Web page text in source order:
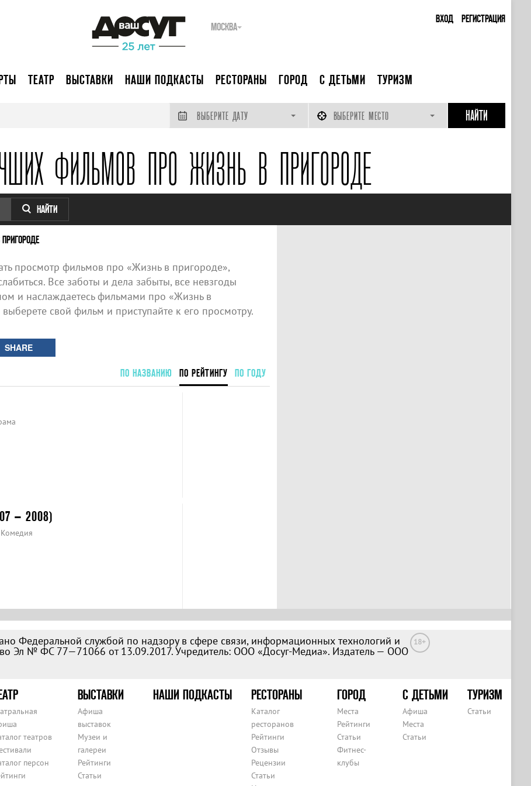
ВХОД РЕГИСТРАЦИЯ
МОСКВА
ТЕАТР ВЫСТАВКИ НАШИ ПОДКАСТЫ РЕСТОРАНЫ ГОРОД С ДЕТЬМИ ТУРИЗМ
ВЫБЕРИТЕ ДАТУ ВЫБЕРИТЕ МЕСТО
ФИЛЬМОВ ПРО ЖИЗНЬ В ПРИГОРОДЕ
НАЙТИ
просмотр фильмов про «Жизнь в пригороде»,
Все заботы и дела забыты, все невзгоды
и наслаждаетесь фильмами про «Жизнь в
свой фильм и приступайте к его просмотру.
SHARE
ПО НАЗВАНИЮ ПО РЕЙТИНГУ ПО ГОДУ
– 2008)
Федеральной службой по надзору в сфере связи, информационных технологий и
Эл № ФС 77—71066 от 13.09.2017. Учредитель: ООО «Досуг-Медиа». Издатель — ООО
18+
театров
персон
ВЫСТАВКИ
Афиша
выставок
Музеи и
галереи
Рейтинги
Статьи
НАШИ ПОДКАСТЫ РЕСТОРАНЫ
Каталог
ресторанов
Рейтинги
Отзывы
Рецензии
Статьи
ГОРОД
Места
Рейтинги
Статьи
Фитнес-
клубы
С ДЕТЬМИ
Афиша
Места
Статьи
ТУРИЗМ
Статьи